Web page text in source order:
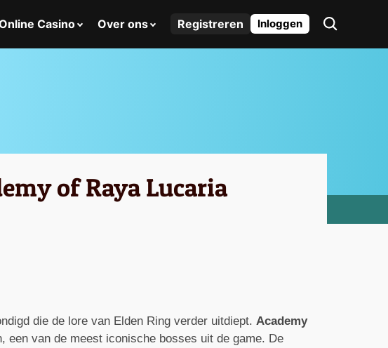
Casino Over ons Registreren Inloggen
of Raya Lucaria
die de lore van Elden Ring verder uitdiept. Academy
van de meest iconische bosses uit de game. De